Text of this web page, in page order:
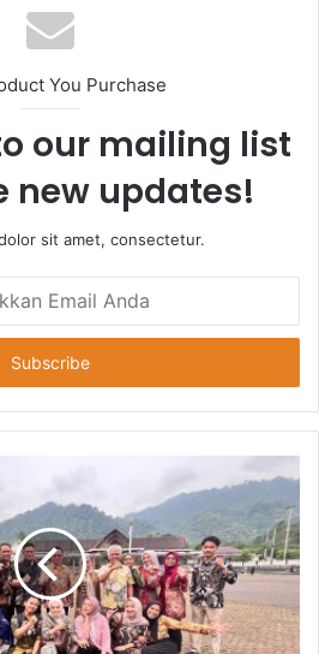
You Purchase
our mailing list
new updates!
sit amet, consectetur.